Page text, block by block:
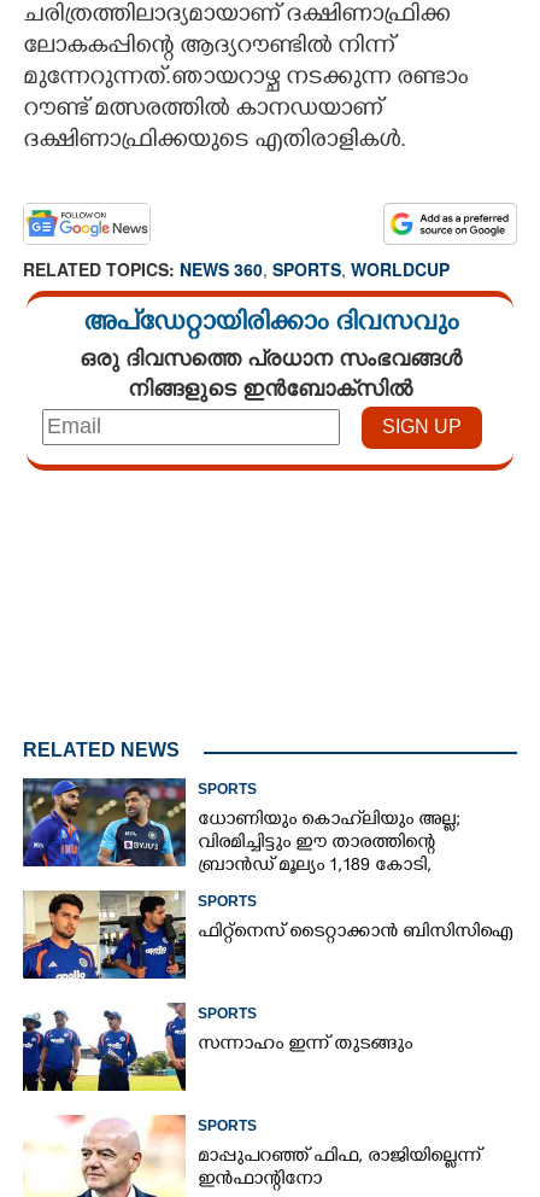
ചരിത്രത്തിലാദ്യമായാണ് ദക്ഷിണാഫ്രിക്ക
ലോകകപ്പിന്റെ ആദ്യറൗണ്ടിൽ നിന്ന്
മുന്നേറുന്നത്.ഞായറാഴ്ച നടക്കുന്ന രണ്ടാം
റൗണ്ട് മത്സരത്തിൽ കാനഡയാണ്
ദക്ഷിണാഫ്രിക്കയുടെ എതിരാളികൾ.
RELATED TOPICS: NEWS 360, SPORTS, WORLDCUP
അപ്ഡേറ്റായിരിക്കാം ദിവസവും
ഒരു ദിവസത്തെ പ്രധാന സംഭവങ്ങൾ
നിങ്ങളുടെ ഇൻബോക്സിൽ
RELATED NEWS
SPORTS
ധോണിയും കൊഹ്‌ലിയും അല്ല;
വിരമിച്ചിട്ടും ഈ താരത്തിന്റെ
ബ്രാൻഡ് മൂല്യം 1,189 കോടി,
SPORTS
ഫിറ്റ്നെസ് ടൈറ്റാക്കാൻ ബിസിസിഐ
SPORTS
സന്നാഹം ഇന്ന് തുടങ്ങും
SPORTS
മാപ്പുപറഞ്ഞ് ഫിഫ, രാജിയില്ലെന്ന്
ഇൻഫാന്റിനോ